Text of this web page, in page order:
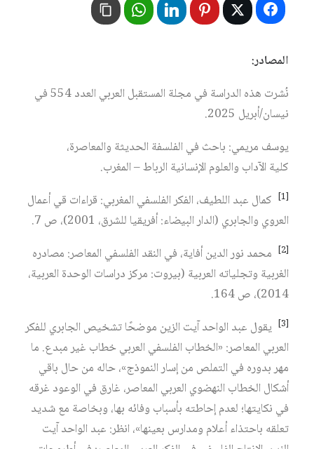
المصادر:
نُشرت هذه الدراسة في مجلة المستقبل العربي العدد 554 في
نيسان/أبريل 2025.
يوسف مريمي: باحث في الفلسفة الحديثة والمعاصرة،
كلية الآداب والعلوم الإنسانية الرباط – المغرب.
[1]
كمال عبد اللطيف، الفكر الفلسفي المغربي: قراءات قي أعمال
العروي والجابري (الدار البيضاء: أفريقيا للشرق، 2001)، ص 7.
[2]
محمد نور الدين أفاية، في النقد الفلسفي المعاصر: مصادره
الغربية وتجلياته العربية (بيروت: مركز دراسات الوحدة العربية،
2014)، ص 164.
[3]
يقول عبد الواحد آيت الزين موضحًا تشخيص الجابري للفكر
العربي المعاصر: «الخطاب الفلسفي العربي خطاب غير مبدع. ما
مهر بدوره في التملص من إسار النموذج»، حاله من حال باقي
أشكال الخطاب النهضوي العربي المعاصر، غارق في الوعود غرقه
في نكايتها؛ لعدم إحاطته بأسباب وفائه بها، وبخاصة مع شديد
تعلقه باحتذاء أعلام ومدارس بعينها»، انظر: عبد الواحد آيت